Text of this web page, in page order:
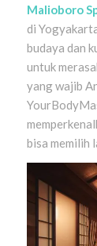
Malioboro
di
budaya dan
untuk
yang wajib
bisa memilih